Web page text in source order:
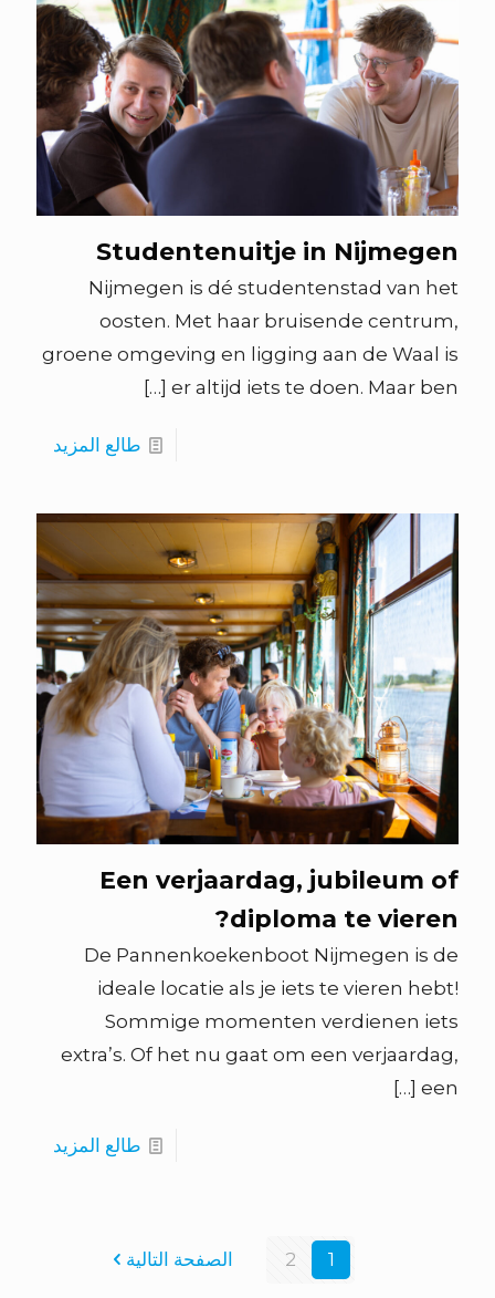
Studentenuitje in Nijmegen
Nijmegen is dé studentenstad van het
oosten. Met haar bruisende centrum,
groene omgeving en ligging aan de Waal is
er altijd iets te doen. Maar ben
[…]
طالع المزيد
Een verjaardag, jubileum of
diploma te vieren?
De Pannenkoekenboot Nijmegen is de
ideale locatie als je iets te vieren hebt!
Sommige momenten verdienen iets
extra’s. Of het nu gaat om een verjaardag,
een
[…]
طالع المزيد
1
2 الصفحة التالية